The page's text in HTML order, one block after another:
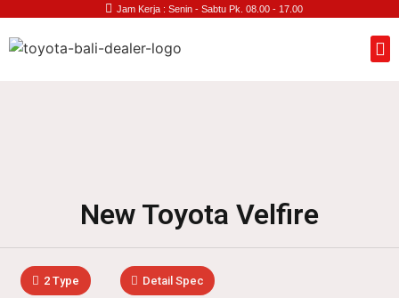
Jam Kerja : Senin - Sabtu Pk. 08.00 - 17.00
New Toyota Velfire
2 Type Detail Spec